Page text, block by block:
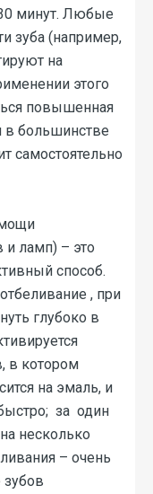
минут. Любые
зуба (например,
на
этого
повышенная
в большинстве
самостоятельно
и ламп) – это
способ.
, при
глубоко в
в котором
на эмаль, и
за один
несколько
– очень
зубов